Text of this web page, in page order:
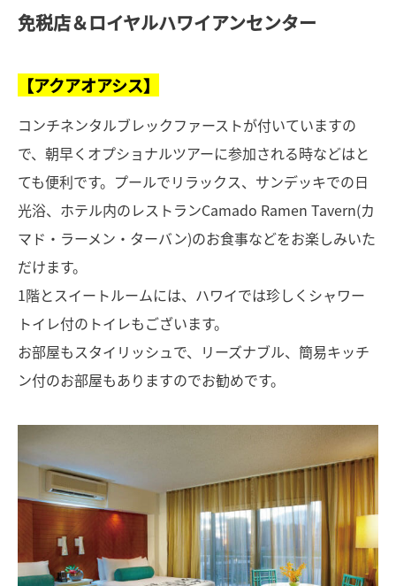
免税店＆ロイヤルハワイアンセンター
【アクアオアシス】
コンチネンタルブレックファーストが付いていますの
で、朝早くオプショナルツアーに参加される時などはと
ても便利です。プールでリラックス、サンデッキでの日
光浴、ホテル内のレストランCamado Ramen Tavern(カ
マド・ラーメン・ターバン)のお食事などをお楽しみいた
だけます。
1階とスイートルームには、ハワイでは珍しくシャワー
トイレ付のトイレもございます。
お部屋もスタイリッシュで、リーズナブル、簡易キッチ
ン付のお部屋もありますのでお勧めです。